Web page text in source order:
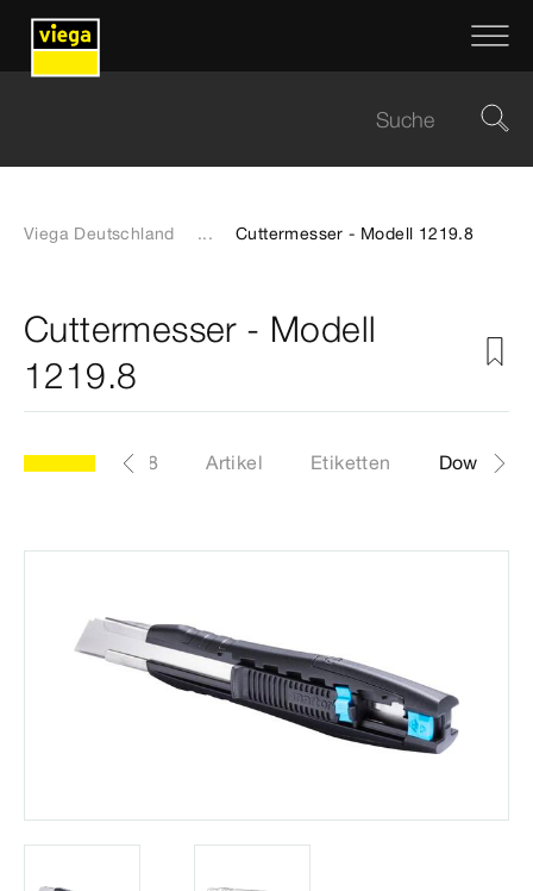
Viega Deutschland ... Cuttermesser - Modell 1219.8
Cuttermesser - Modell
1219.8
Modell 1219.8 Artikel Etiketten